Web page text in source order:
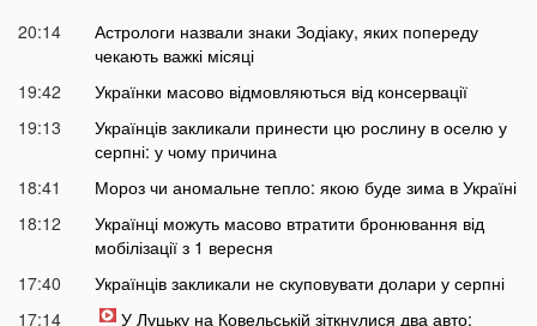
20:14
Астрологи назвали знаки Зодіаку, яких попереду
чекають важкі місяці
19:42
Українки масово відмовляються від консервації
19:13
Українців закликали принести цю рослину в оселю у
серпні: у чому причина
18:41
Мороз чи аномальне тепло: якою буде зима в Україні
18:12
Українці можуть масово втратити бронювання від
мобілізації з 1 вересня
17:40
Українців закликали не скуповувати долари у серпні
17:14
У Луцьку на Ковельській зіткнулися два авто: